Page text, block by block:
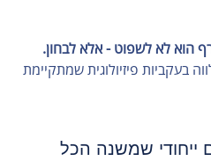
הוא לא לשפוט - אלא לבחון.
בעקביות פיזיולוגית שמתקיימת